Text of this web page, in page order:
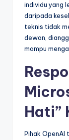
individu yang
daripada
teknis tidak
dewan,
mampu
Hati”
Pihak OpenAI